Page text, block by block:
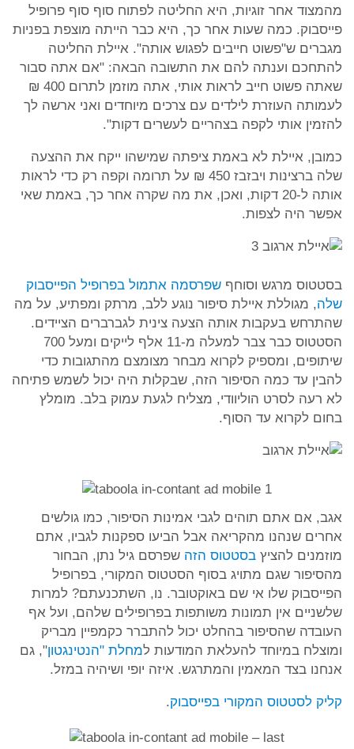
מהמצוד אחר זוגיות, היא החליטה לפתוח סוף סוף פרופיל
פייסבוק. כמה שעות אחר כך, היא כבר הייתה מוצפת בפניות
מגברים ש"פשוט חייבים לפגוש אותה". איילת החליטה
להתחכם וענתה להם את התשובה הבאה: "אם אתה סבור
שאתה פשוט חייב לראות אותי, אתה מוזמן לתרום 400 ₪
לעמותה העוזרת לילדים עם צרכים מיוחדים ואני ארשה לך
להזמין אותי לקפה בצהריים לעשרים דקות".
כמובן, איילת לא באמת ציפתה שמישהו ייקח את ההצעה
שלה ברצינות ויבזבז 450 ₪ על תרומה וקפה רק כדי לראות
אותה ל-20 דקות, ואכן, את מה שקרה אחר כך, באמת שאי
אפשר היה לצפות.
בסטטוס מרגש וסוחף שפרסמה אתמול בפרופיל הפייסבוק
שלה, מגוללת איילת סיפור נוגע ללב, מרתק ומפתיע, על מה
שהתרחש בעקבות אותה הצעה צינית לגברברים הציידים.
הסטטוס כבר צבר למעלה מ-11 אלף לייקים ומעל 700
שיתופים, ומספיק לקרוא מבחר מצומצם מהתגובות כדי
להבין עד כמה הסיפור הזה, שבקלות היה יכול לשמש פתיחה
לא רעה לסרט הוליוודי, מצליח לגעת עמוק בלב. מומלץ
בחום לקרוא עד הסוף.
אגב, אם אתם תוהים לגבי אמינות הסיפור, כמו גולשים
אחרים שנהנו מהקריאה אבל הביעו ספקנות לגביו, אתם
מוזמנים להציץ בסטטוס הזה שפרסם גיל נתן, הבחור
מהסיפור שגם מתויג בסוף הסטטוס המקורי, בפרופיל
הפייסבוק שלו אי שם באוקטובר. נו, השתכנעתם? למרות
שלשניים אין תמונות משותפות בפרופילים שלהם, ועל אף
העובדה שהסיפור בהחלט יכול להתברר כקמפיין מבריק
ומוצלח במיוחד להעלאת המודעות למחלת "הנטינגטון", גם
אנחנו בצד המאמין והמתרגש. איזה יופי ושיהיה במזל.
קליק לסטטוס המקורי בפייסבוק.